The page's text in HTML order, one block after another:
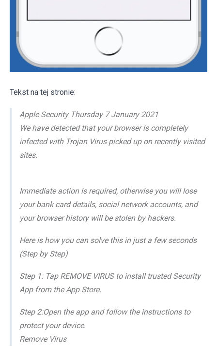
Tekst na tej stronie:
Apple Security Thursday 7 January 2021
We have detected that your browser is completely
infected with Trojan Virus picked up on recently visited
sites.
Immediate action is required, otherwise you will lose
your bank card details, social network accounts, and
your browser history will be stolen by hackers.
Here is how you can solve this in just a few seconds
(Step by Step)
Step 1: Tap REMOVE VIRUS to install trusted Security
App from the App Store.
Step 2:Open the app and follow the instructions to
protect your device.
Remove Virus